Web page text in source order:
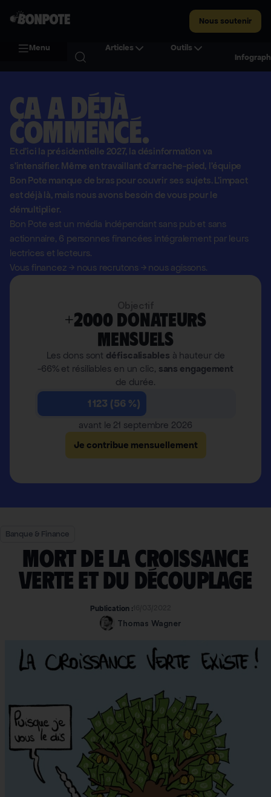
Nous soutenir
Menu Articles
Outils
Ça a déjà
commencé.
Et d'ici la présidentielle 2027, la désinformation va
s'intensifier. Même en travaillant d'arrache-pied, l'équipe
Bon Pote manque de bras pour couvrir ses sujets. L'impact
est déjà là, mais nous avons besoin de vous pour le
démultiplier.
Bon Pote est un média indépendant sans pub et sans
actionnaire, 6 personnes financées intégralement par leurs
lectrices et lecteurs.
Vous financez→ nous recrutons →nous agissons.
+2000 donateurs
mensuels
Les dons sont défiscalisables à hauteur de
-66% et résiliables en un clic, sans engagement
de durée.
1 123 (56 %)
avant le 21 septembre 2026
Je contribue mensuellement
Banque & Finance
Mort de la croissance
verte et du découplage
Publication :
Thomas Wagner